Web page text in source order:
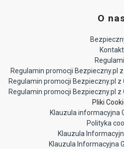
O
Kontakt
Regulamin promocji Bezpieczny.pl
Regulamin promocji Bezpieczny.pl
Regulamin promocji Bezpieczny.pl
Pliki
Klauzula informacyjna
Polityka
Klauzula
Klauzula Informacyjna